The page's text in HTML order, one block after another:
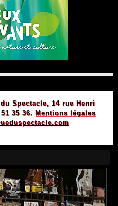
Spectacle, 14 rue Henri
35 36. Mentions légales